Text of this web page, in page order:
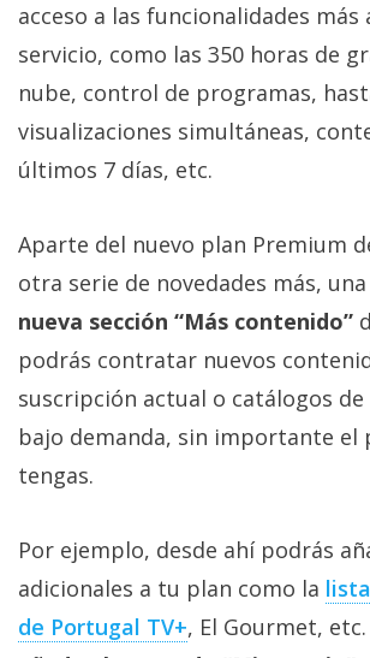
acceso a las funcionalidades más
servicio, como las 350 horas de
nube, control de programas,
visualizaciones simultáneas,
últimos 7 días, etc.
Aparte del nuevo plan Premium
otra serie de novedades más,
nueva sección “Más contenido”
podrás contratar nuevos
suscripción actual o catálogos
bajo demanda, sin importante el
tengas.
Por ejemplo, desde ahí podrás
adicionales a tu plan como la
de Portugal TV+, El Gourmet,